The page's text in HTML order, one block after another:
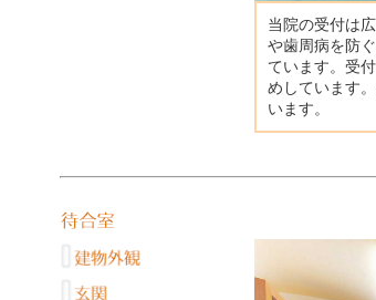
当院の受付は
や歯周病を防
ています。受
めしています
います。